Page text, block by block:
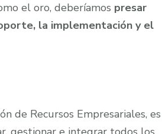
el oro, deberíamos presar
la implementación y el
de Recursos Empresariales, es